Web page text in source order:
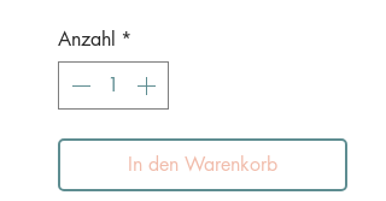
Anzahl *
In den Warenkorb